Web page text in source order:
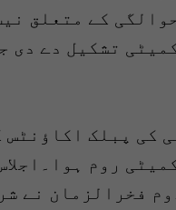
کے متعلق
کی پبلک اکاؤنٹس
روم
فخرالزمان نے